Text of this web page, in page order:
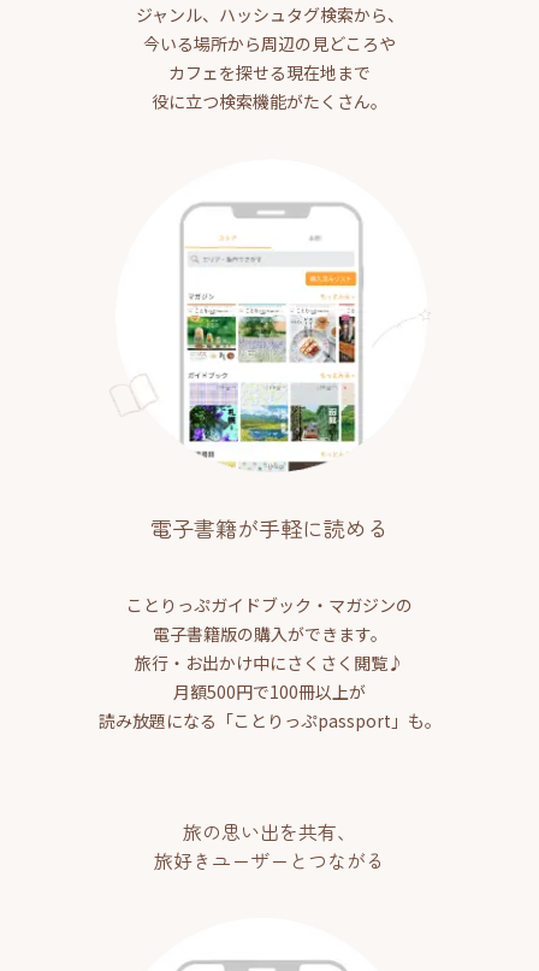
ジャンル、ハッシュタグ検索から、
今いる場所から周辺の見どころや
カフェを探せる現在地まで
役に立つ検索機能がたくさん。
電子書籍が手軽に読める
ことりっぷガイドブック・マガジンの
電子書籍版の購入ができます。
旅行・お出かけ中にさくさく閲覧♪
月額500円で100冊以上が
読み放題になる「ことりっぷpassport」も。
旅の思い出を共有、
旅好きユーザーとつながる